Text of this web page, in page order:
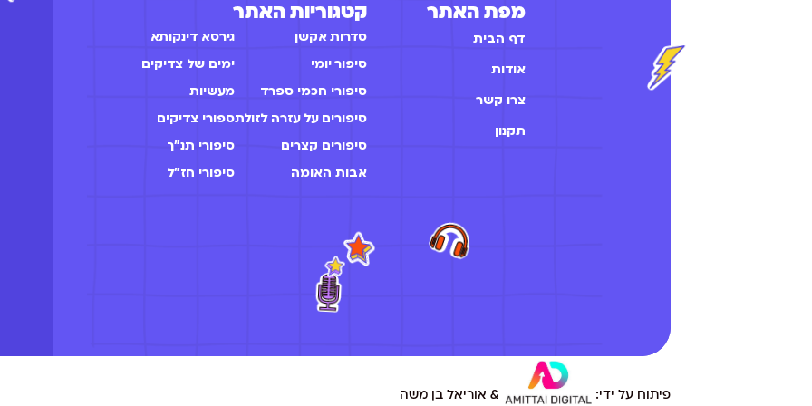
מפת האתר
דף הבית
אודות
צרו קשר
תקנון
קטגוריות האתר
סדרות אקשן
סיפור יומי
סיפורי חכמי ספרד
סיפורים על עזרה לזולת
סיפורים קצרים
אבות האומה
גירסא דינקותא
ימים של צדיקים
מעשיות
ספורי צדיקים
סיפורי תנ"ך
סיפורי חז״ל
פיתוח על ידי: & אוריאל בן משה